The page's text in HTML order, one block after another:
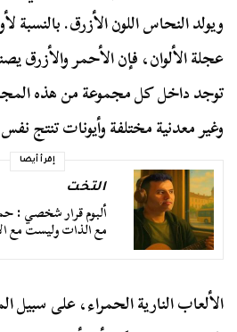
ويولد النحاس اللون الأزرق. بالنسبة
عجلة الألوان، فإن الأحمر والأزرق
توجد داخل كل مجموعة من هذه
وغير معدنية مختلفة وأيونات تنتج
إقرأ أيضا
التخت
ألبوم قرار شخصي :
مع الذات وليست مع
الألعاب النارية الحمراء، على سبيل